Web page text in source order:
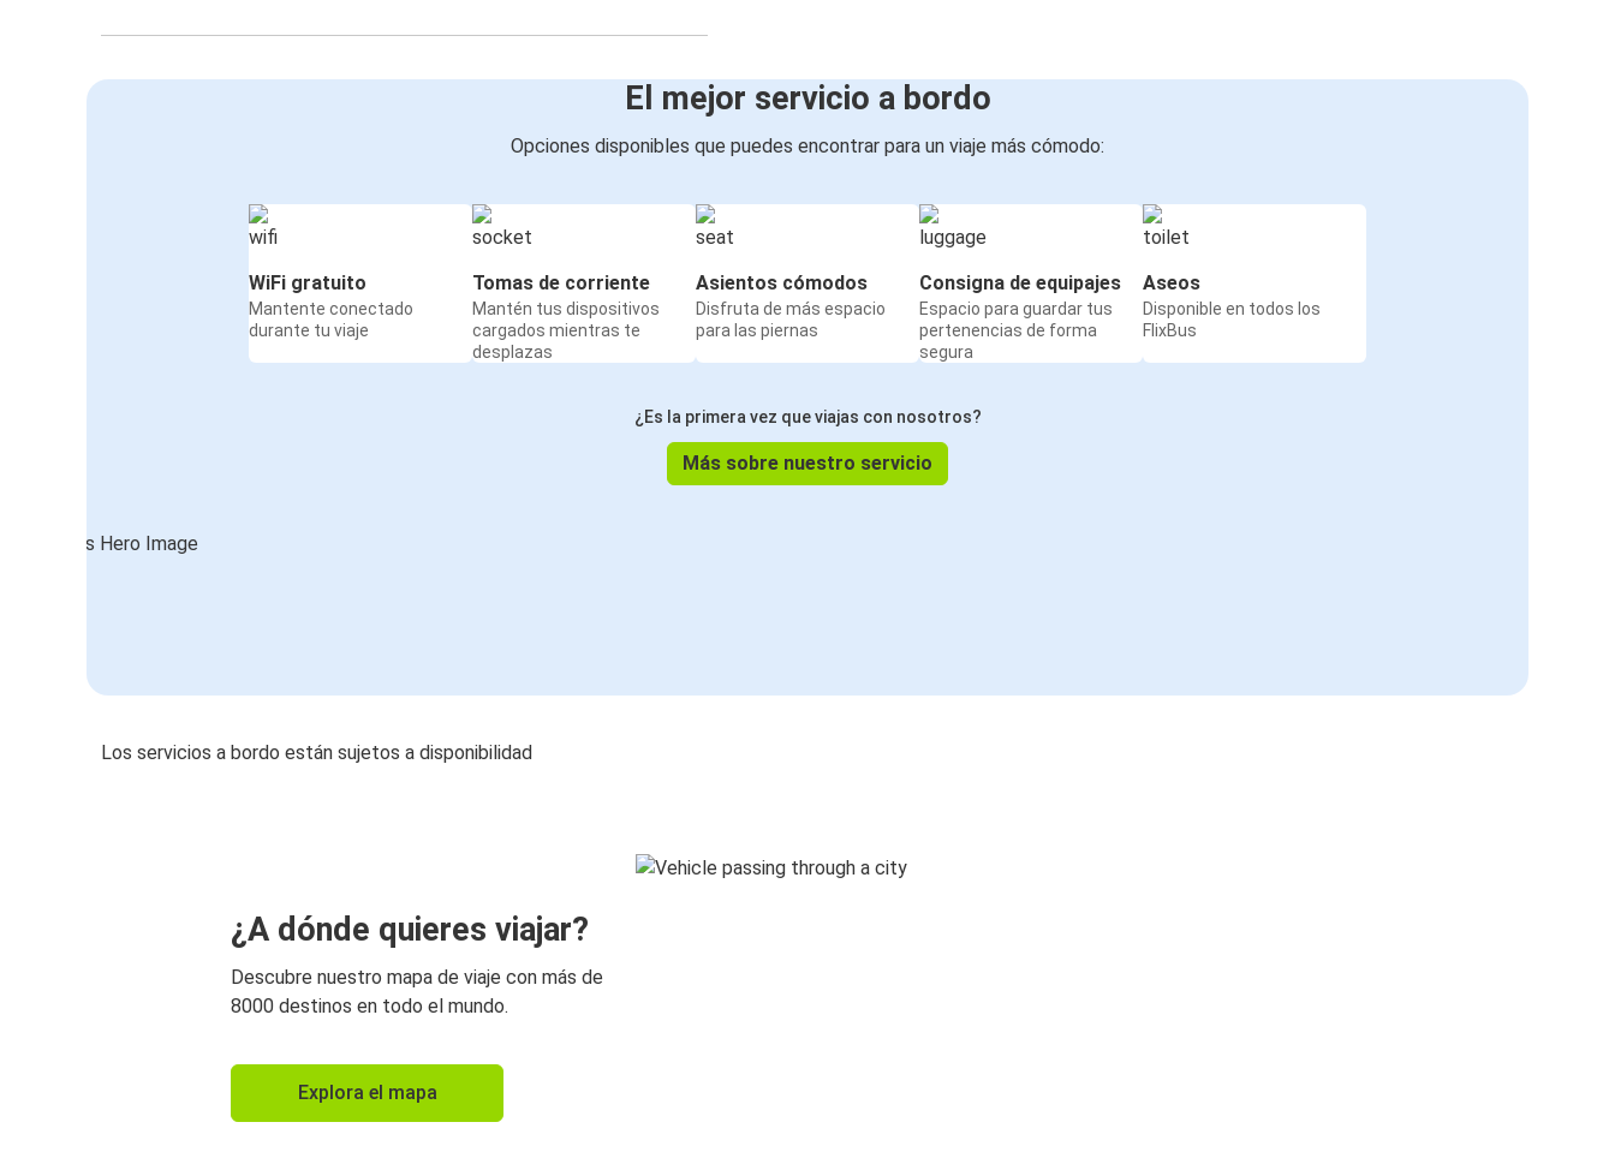
El mejor servicio a bordo
Opciones disponibles que puedes encontrar para un viaje más cómodo:
WiFi gratuito
Mantente conectado
durante tu viaje
Tomas de corriente
Mantén tus dispositivos
cargados mientras te
desplazas
Asientos cómodos
Disfruta de más espacio
para las piernas
Consigna de equipajes
Espacio para guardar tus
pertenencias de forma
segura
Aseos
Disponible en todos los
FlixBus
¿Es la primera vez que viajas con nosotros?
Más sobre nuestro servicio
Los servicios a bordo están sujetos a disponibilidad
¿A dónde quieres viajar?
Descubre nuestro mapa de viaje con más de
8000 destinos en todo el mundo.
Explora el mapa